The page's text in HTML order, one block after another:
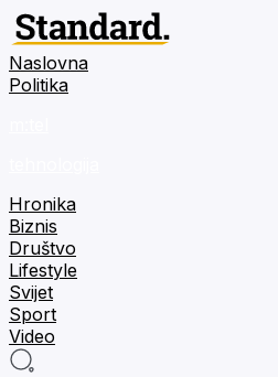
Naslovna
Politika
Hronika
Biznis
Društvo
Lifestyle
Svijet
Sport
Video